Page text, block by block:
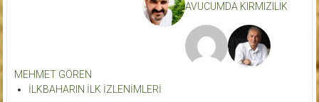
AVUCUMDA KIRMIZILIK
MEHMET GÖREN
İLKBAHARIN İLK İZLENİMLERİ